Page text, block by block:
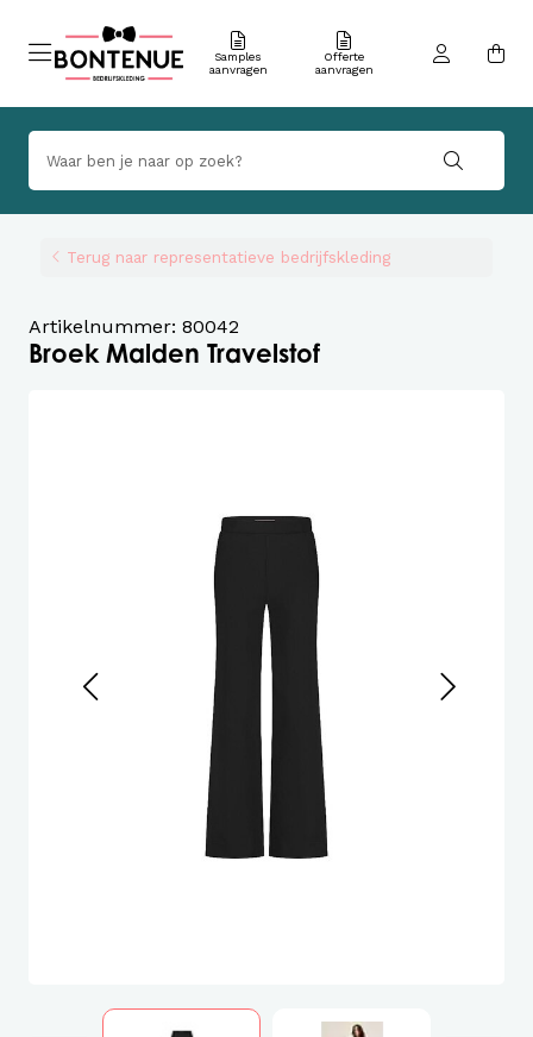
Samples
aanvragen
Offerte
aanvragen
Terug naar representatieve bedrijfskleding
Artikelnummer: 80042
Broek Malden Travelstof